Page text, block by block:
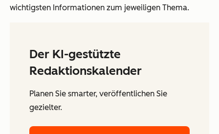
wichtigsten Informationen zum jeweiligen Thema.
Der KI-gestützte
Redaktionskalender
Planen Sie smarter, veröffentlichen Sie
gezielter.